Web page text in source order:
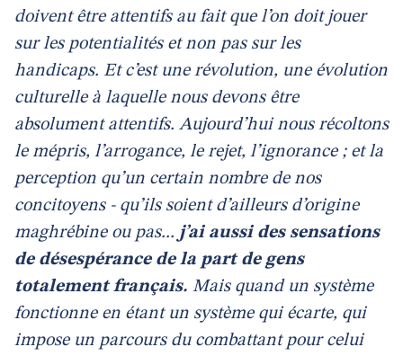
doivent être attentifs au fait que l’on doit jouer
sur les potentialités et non pas sur les
handicaps. Et c’est une révolution, une évolution
culturelle à laquelle nous devons être
absolument attentifs. Aujourd’hui nous récoltons
le mépris, l’arrogance, le rejet, l’ignorance ; et la
perception qu’un certain nombre de nos
concitoyens - qu’ils soient d’ailleurs d’origine
maghrébine ou pas... j’ai aussi des sensations
de désespérance de la part de gens
totalement français. Mais quand un système
fonctionne en étant un système qui écarte, qui
impose un parcours du combattant pour celui